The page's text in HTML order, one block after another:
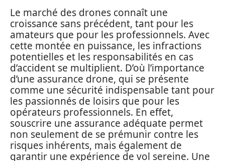
Le marché des drones connaît une
croissance sans précédent, tant pour les
amateurs que pour les professionnels. Avec
cette montée en puissance, les infractions
potentielles et les responsabilités en cas
d’accident se multiplient. D’où l’importance
d’une assurance drone, qui se présente
comme une sécurité indispensable tant pour
les passionnés de loisirs que pour les
opérateurs professionnels. En effet,
souscrire une assurance adéquate permet
non seulement de se prémunir contre les
risques inhérents, mais également de
garantir une expérience de vol sereine. Une